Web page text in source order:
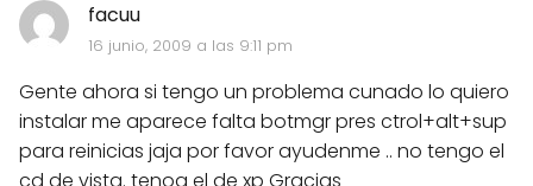
facuu
16 junio, 2009 a las 9:11 pm
Gente ahora si tengo un problema cunado lo quiero
instalar me aparece falta botmgr pres ctrol+alt+sup
para reinicias jaja por favor ayudenme .. no tengo el